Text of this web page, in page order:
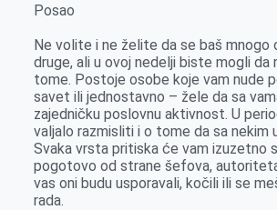
Posao
Ne volite i ne želite da se baš mnogo
druge, ali u ovoj nedelji biste mogli da
tome. Postoje osobe koje vam nude
savet ili jednostavno – žele da sa
zajedničku poslovnu aktivnost. U
valjalo razmisliti i o tome da sa nekim
Svaka vrsta pritiska će vam izuzetno
pogotovo od strane šefova,
vas oni budu usporavali, kočili ili se
rada.